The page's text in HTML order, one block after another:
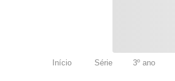
Início Série 3º ano